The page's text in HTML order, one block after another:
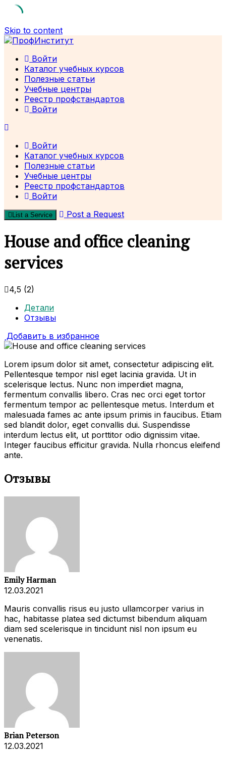
Skip to content
Войти
Каталог учебных курсов
Полезные статьи
Учебные центры
Реестр профстандартов
Войти
Войти
Каталог учебных курсов
Полезные статьи
Учебные центры
Реестр профстандартов
Войти
List a Service Post a Request
House and office cleaning
services
4,5 (2)
Детали
Отзывы
Добавить в избранное
Lorem ipsum dolor sit amet, consectetur adipiscing elit.
Pellentesque tempor nisl eget lacinia gravida. Ut in
scelerisque lectus. Nunc non imperdiet magna,
fermentum convallis libero. Cras nec orci eget tortor
fermentum tempor ac pellentesque metus. Interdum et
malesuada fames ac ante ipsum primis in faucibus. Etiam
sed blandit dolor, eget convallis dui. Suspendisse
interdum lectus elit, ut porttitor odio dignissim vitae.
Integer faucibus efficitur gravida. Nulla rhoncus eleifend
ante.
Отзывы
Emily Harman
12.03.2021
Mauris convallis risus eu justo ullamcorper varius in
hac, habitasse platea sed dictumst bibendum aliquam
diam sed scelerisque in tincidunt nisl non ipsum eu
venenatis.
Brian Peterson
12.03.2021